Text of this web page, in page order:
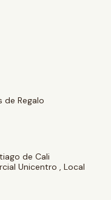
de Regalo
de Cali
Unicentro , Local